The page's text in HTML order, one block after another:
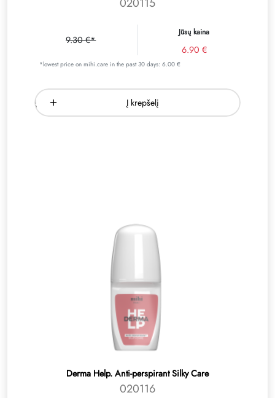
020115
9.30 €*
Jūsų kaina
6.90 €
*lowest price on mihi.care in the past 30 days: 6.00 €
Į krepšelį
Derma Help. Аnti-perspirant Silky Care
020116